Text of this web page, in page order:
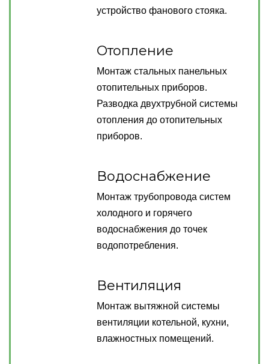
устройство фанового стояка.
Отопление
Монтаж стальных панельных
отопительных приборов.
Разводка двухтрубной системы
отопления до отопительных
приборов.
Водоснабжение
Монтаж трубопровода систем
холодного и горячего
водоснабжения до точек
водопотребления.
Вентиляция
Монтаж вытяжной системы
вентиляции котельной, кухни,
влажностных помещений.